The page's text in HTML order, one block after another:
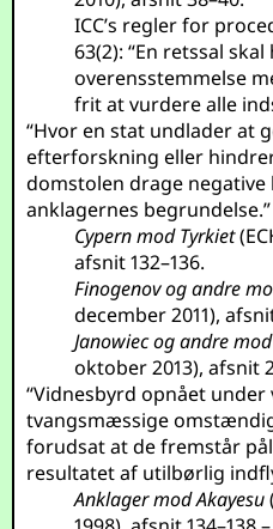
ICC’s regler for
63(2): “En retssal
overensstemmelse
frit at vurdere alle
“Hvor en stat undlader at
efterforskning eller
domstolen drage
anklagernes begrundelse.”
Cypern mod Tyrkiet
afsnit 132–136.
Finogenov og andre
december 2011),
Janowiec og andre
oktober 2013), afsnit
“Vidnesbyrd opnået under
tvangsmæssige
forudsat at de fremstår
resultatet af utilbørlig
Anklager mod Akayesu